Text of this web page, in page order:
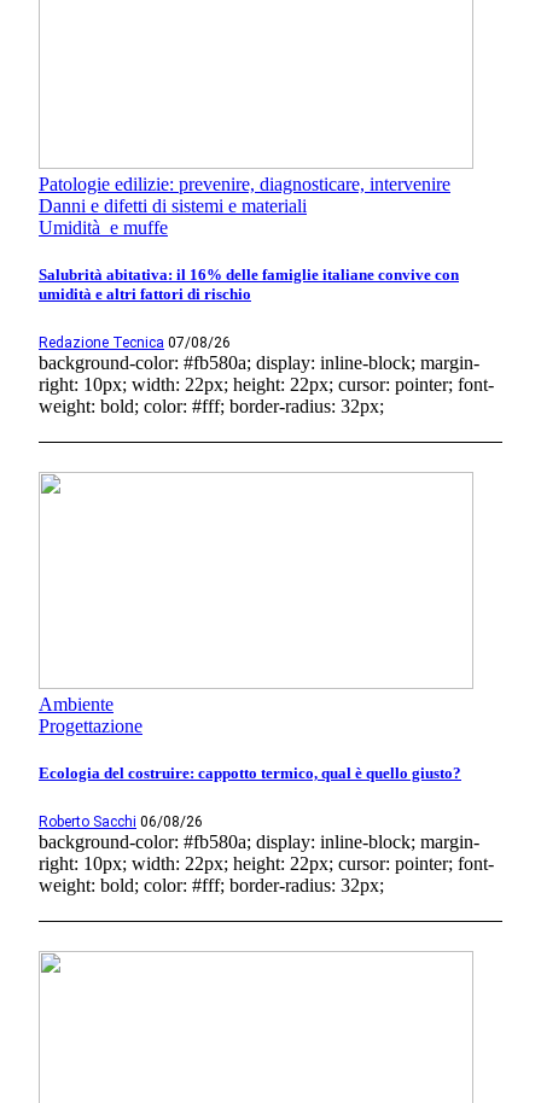
Patologie edilizie: prevenire, diagnosticare, intervenire
Danni e difetti di sistemi e materiali
Umidità e muffe
Salubrità abitativa: il 16% delle famiglie italiane convive con
umidità e altri fattori di rischio
Redazione Tecnica 07/08/26
background-color: #fb580a; display: inline-block; margin-
right: 10px; width: 22px; height: 22px; cursor: pointer; font-
weight: bold; color: #fff; border-radius: 32px;
Ambiente
Progettazione
Ecologia del costruire: cappotto termico, qual è quello giusto?
Roberto Sacchi 06/08/26
background-color: #fb580a; display: inline-block; margin-
right: 10px; width: 22px; height: 22px; cursor: pointer; font-
weight: bold; color: #fff; border-radius: 32px;